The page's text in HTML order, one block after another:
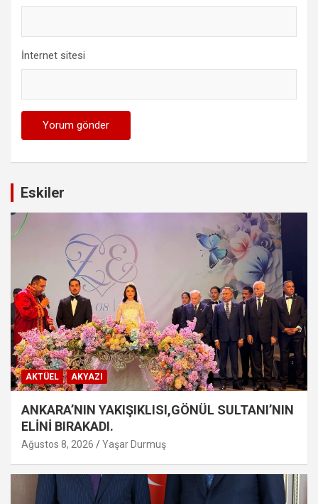
İnternet sitesi
Eskiler
AKTÜEL AKYAZI
ANKARA’NIN YAKIŞIKLISI,GÖNÜL SULTANI’NIN
ELİNİ BIRAKADI.
Ağustos 8, 2026 Yaşar Durmuş